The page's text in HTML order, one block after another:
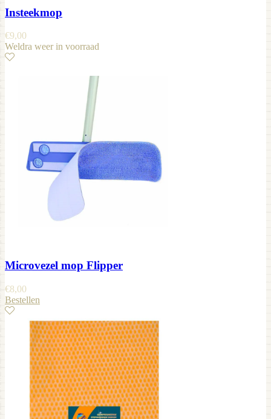
Insteekmop
€9,00
Weldra weer in voorraad
Microvezel mop Flipper
€8,00
Bestellen